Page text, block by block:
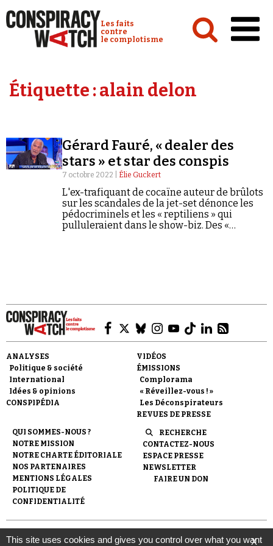
Conspiracy Watch :
Les faits
contre
le complotisme
Analyses
Vidéos
Émissions
Revues de presse
Faire un don
Demander à Vera
Étiquette :alain delon
Gérard Fauré, « dealer des
stars » et star des conspis
7 octobre 2022 | Élie Guckert
L'ex-trafiquant de cocaïne auteur de brûlots
sur les scandales de la jet-set dénonce les
pédocriminels et les « reptiliens » qui
pulluleraient dans le show-biz. Des «
ANALYSES
Politique & société
International
Idées & opinions
CONSPIPÉDIA
VIDÉOS
ÉMISSIONS
Complorama
« Réveillez-vous ! »
Les Déconspirateurs
REVUES DE PRESSE
QUI SOMMES-NOUS ?
NOTRE MISSION
NOTRE CHARTE ÉDITORIALE
NOS PARTENAIRES
MENTIONS LÉGALES
POLITIQUE DE
CONFIDENTIALITÉ
RECHERCHE
CONTACTEZ-NOUS
ESPACE PRESSE
NEWSLETTER
FAIRE UN DON
© 2007- 2026 Conspiracy Watch | Une réalisation de
l'Observatoire du conspirationnisme (association loi de 1901) avec
X
This site uses cookies and gives you control over what you want